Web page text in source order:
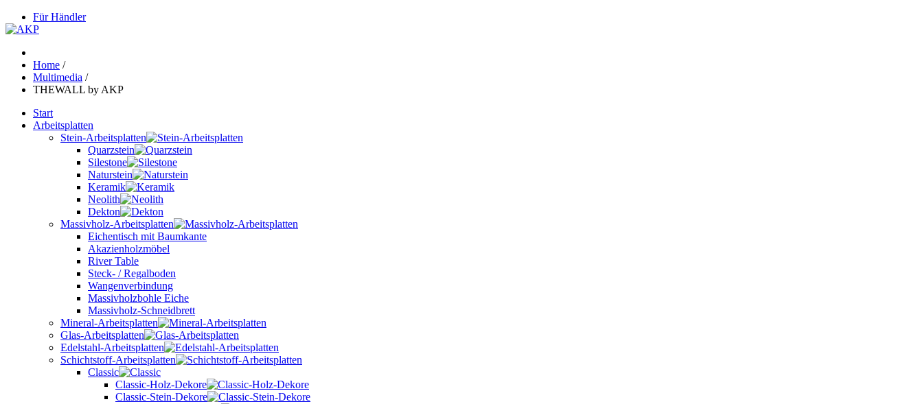
Für Händler
Home /
Multimedia /
THEWALL by AKP
Start
Arbeitsplatten
Stein-Arbeitsplatten
Quarzstein
Silestone
Naturstein
Keramik
Neolith
Dekton
Massivholz-Arbeitsplatten
Eichentisch mit Baumkante
Akazienholzmöbel
River Table
Steck- / Regalboden
Wangenverbindung
Massivholzbohle Eiche
Massivholz-Schneidbrett
Mineral-Arbeitsplatten
Glas-Arbeitsplatten
Edelstahl-Arbeitsplatten
Schichtstoff-Arbeitsplatten
Classic
Classic-Holz-Dekore
Classic-Stein-Dekore